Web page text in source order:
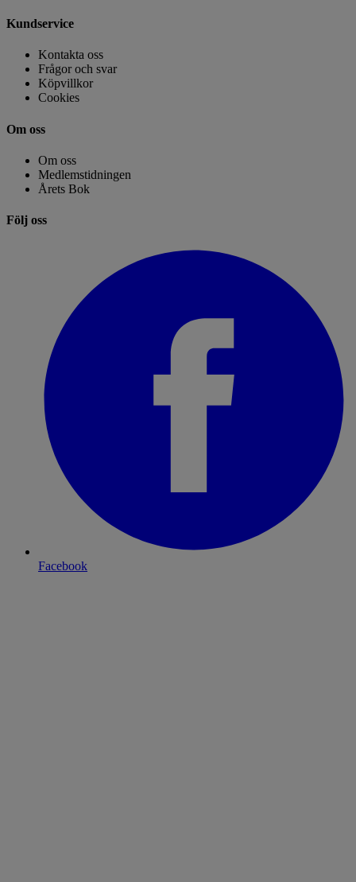
Kundservice
Kontakta oss
Frågor och svar
Köpvillkor
Cookies
Om oss
Om oss
Medlemstidningen
Årets Bok
Följ oss
Facebook